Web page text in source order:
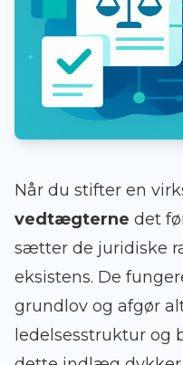
Når du stifter en
vedtægterne det
sætter de juridiske
eksistens. De
grundlov og afgør
ledelsesstruktur og